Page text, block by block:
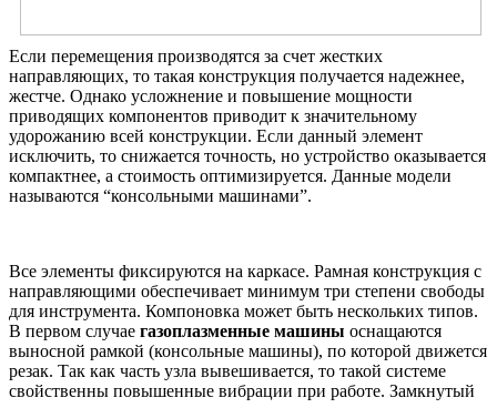
Если перемещения производятся за счет жестких
направляющих, то такая конструкция получается надежнее,
жестче. Однако усложнение и повышение мощности
приводящих компонентов приводит к значительному
удорожанию всей конструкции. Если данный элемент
исключить, то снижается точность, но устройство оказывается
компактнее, а стоимость оптимизируется. Данные модели
называются “консольными машинами”.
Все элементы фиксируются на каркасе. Рамная конструкция с
направляющими обеспечивает минимум три степени свободы
для инструмента. Компоновка может быть нескольких типов.
В первом случае газоплазменные машины оснащаются
выносной рамкой (консольные машины), по которой движется
резак. Так как часть узла вывешивается, то такой системе
свойственны повышенные вибрации при работе. Замкнутый